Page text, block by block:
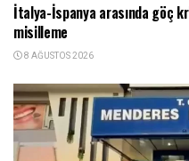
İtalya-İspanya arasında göç
misilleme
8 AĞUSTOS 2026